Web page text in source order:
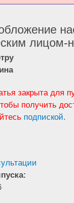
лицом-
закрыта для
получить
подпиской.